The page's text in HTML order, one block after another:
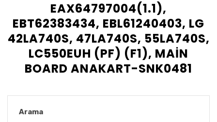
EAX64797004(1.1),
EBT62383434, EBL61240403, LG
42LA740S, 47LA740S, 55LA740S,
LC550EUH (PF) (F1), MAİN
BOARD ANAKART-SNK0481
Arama